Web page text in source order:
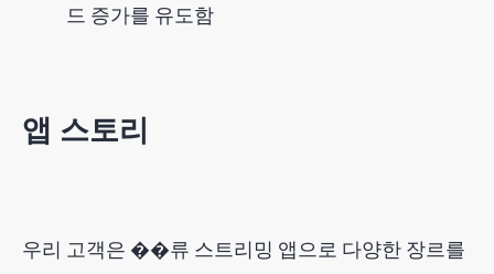
드 증가를 유도함
앱 스토리
우리 고객은 ��류 스트리밍 앱으로 다양한 장르를